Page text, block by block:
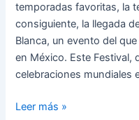
temporadas favoritas, la
consiguiente, la llegada
Blanca, un evento del
en México. Este Festival,
celebraciones mundiales
Leer más »